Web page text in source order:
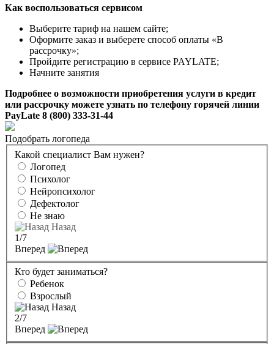
Как воспользоваться сервисом
Выберите тариф на нашем сайте;
Оформите заказ и выберете способ оплаты «В
рассрочку»;
Пройдите регистрацию в сервисе PAYLATE;
Начните занятия
Подробнее о возможности приобретения услуги в кредит
или рассрочку можете узнать по телефону горячей линии
PayLate 8 (800) 333-31-44
Подобрать логопеда
Какой специалист Вам нужен?
Логопед
Психолог
Нейропсихолог
Дефектолог
Не знаю
Назад
1/7
Вперед
Кто будет заниматься?
Ребенок
Взрослый
Назад
2/7
Вперед